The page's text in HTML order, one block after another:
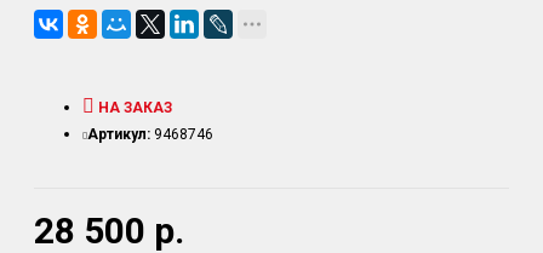
28 500 р.
НА ЗАКАЗ
Артикул: 9468746